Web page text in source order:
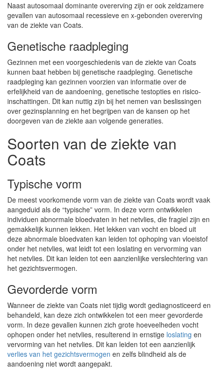
Naast autosomaal dominante overerving zijn er ook zeldzamere
gevallen van autosomaal recessieve en x-gebonden overerving
van de ziekte van Coats.
Genetische raadpleging
Gezinnen met een voorgeschiedenis van de ziekte van Coats
kunnen baat hebben bij genetische raadpleging. Genetische
raadpleging kan gezinnen voorzien van informatie over de
erfelijkheid van de aandoening, genetische testopties en risico-
inschattingen. Dit kan nuttig zijn bij het nemen van beslissingen
over gezinsplanning en het begrijpen van de kansen op het
doorgeven van de ziekte aan volgende generaties.
Soorten van de ziekte van
Coats
Typische vorm
De meest voorkomende vorm van de ziekte van Coats wordt vaak
aangeduid als de “typische” vorm. In deze vorm ontwikkelen
individuen abnormale bloedvaten in het netvlies, die fragiel zijn en
gemakkelijk kunnen lekken. Het lekken van vocht en bloed uit
deze abnormale bloedvaten kan leiden tot ophoping van vloeistof
onder het netvlies, wat leidt tot een loslating en vervorming van
het netvlies. Dit kan leiden tot een aanzienlijke verslechtering van
het gezichtsvermogen.
Gevorderde vorm
Wanneer de ziekte van Coats niet tijdig wordt gediagnosticeerd en
behandeld, kan deze zich ontwikkelen tot een meer gevorderde
vorm. In deze gevallen kunnen zich grote hoeveelheden vocht
ophopen onder het netvlies, resulterend in ernstige loslating en
vervorming van het netvlies. Dit kan leiden tot een aanzienlijk
verlies van het gezichtsvermogen en zelfs blindheid als de
aandoening niet wordt aangepakt.